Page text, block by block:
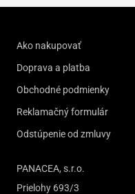
Ako nakupovať
Doprava a platba
Obchodné podmienky
Reklamačný formulár
Odstúpenie od zmluvy
PANACEA, s.r.o.
Prielohy 693/3